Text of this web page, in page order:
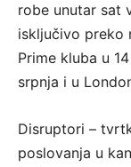
robe unutar sat
isključivo preko
Prime kluba u
srpnja i u
Disruptori –
poslovanja u